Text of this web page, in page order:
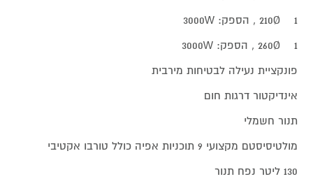
1 210Ø , הספק: 3000W
1 260Ø , הספק: 3000W
פונקציית נעילה לבטיחות מירבית
אינדיקטור דרגות חום
תנור חשמלי
מולטיסיסטם מקצועי 9 תוכניות אפיה כולל טורבו אקטיבי
130 ליטר נפח תנור